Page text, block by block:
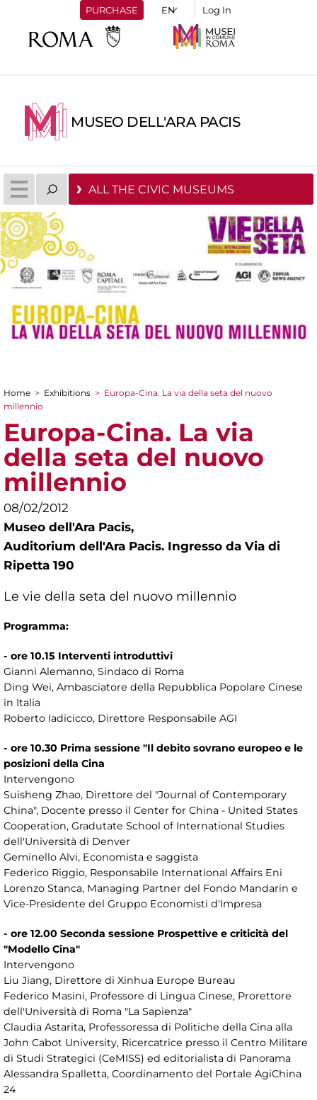
PURCHASE Log In
MUSEO DELL'ARA PACIS
ALL THE CIVIC MUSEUMS
You are here
Home > Exhibitions > Europa-Cina. La via della seta del nuovo
millennio
Europa-Cina. La via
della seta del nuovo
millennio
08/02/2012
Museo dell'Ara Pacis,
Auditorium dell'Ara Pacis. Ingresso da Via di
Ripetta 190
Le vie della seta del nuovo millennio
Programma:
- ore 10.15 Interventi introduttivi
Gianni Alemanno, Sindaco di Roma
Ding Wei, Ambasciatore della Repubblica Popolare Cinese
in Italia
Roberto Iadicicco, Direttore Responsabile AGI
- ore 10.30 Prima sessione "Il debito sovrano europeo e le
posizioni della Cina
Intervengono
Suisheng Zhao, Direttore del "Journal of Contemporary
China", Docente presso il Center for China - United States
Cooperation, Gradutate School of International Studies
dell'Università di Denver
Geminello Alvi, Economista e saggista
Federico Riggio, Responsabile International Affairs Eni
Lorenzo Stanca, Managing Partner del Fondo Mandarin e
Vice-Presidente del Gruppo Economisti d'Impresa
- ore 12.00 Seconda sessione Prospettive e criticità del
"Modello Cina"
Intervengono
Liu Jiang, Direttore di Xinhua Europe Bureau
Federico Masini, Professore di Lingua Cinese, Prorettore
dell'Università di Roma "La Sapienza"
Claudia Astarita, Professoressa di Politiche della Cina alla
John Cabot University, Ricercatrice presso il Centro Militare
di Studi Strategici (CeMISS) ed editorialista di Panorama
Alessandra Spalletta, Coordinamento del Portale AgiChina
24